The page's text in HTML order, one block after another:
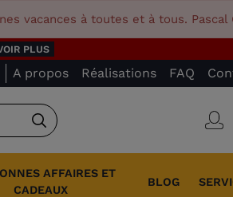
vacances à toutes et à tous. Pascal
PLUS
A propos Réalisations FAQ
Rechercher
AFFAIRES ET
CADEAUX
BLOG